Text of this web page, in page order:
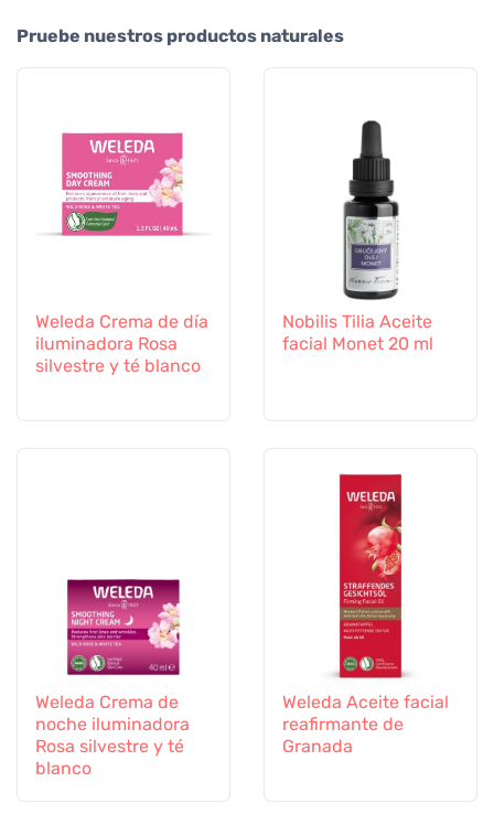
Pruebe nuestros productos naturales
Weleda Crema de día
iluminadora Rosa
silvestre y té blanco
Nobilis Tilia Aceite
facial Monet 20 ml
Weleda Crema de
noche iluminadora
Rosa silvestre y té
blanco
Weleda Aceite facial
reafirmante de
Granada